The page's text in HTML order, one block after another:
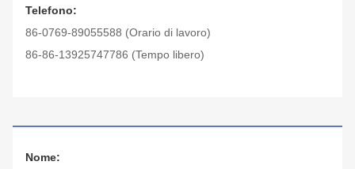
Telefono:
86-0769-89055588 (Orario di lavoro)
86-86-13925747786 (Tempo libero)
Nome: